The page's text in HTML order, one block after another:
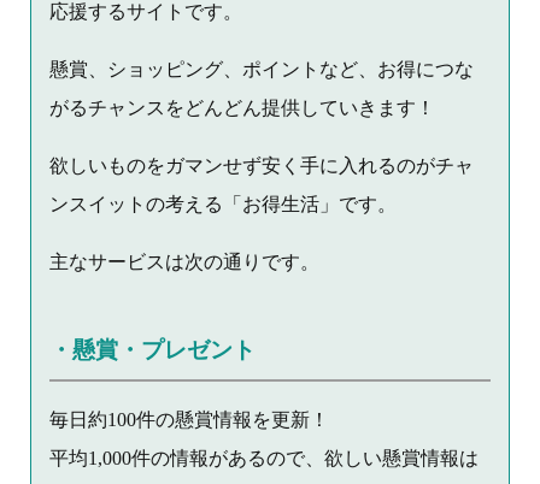
応援するサイトです。
懸賞、ショッピング、ポイントなど、お得につな
がるチャンスをどんどん提供していきます！
欲しいものをガマンせず安く手に入れるのがチャ
ンスイットの考える「お得生活」です。
主なサービスは次の通りです。
・懸賞・プレゼント
毎日約100件の懸賞情報を更新！
平均1,000件の情報があるので、欲しい懸賞情報は